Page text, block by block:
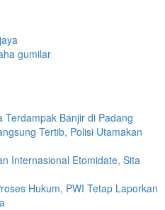
gumilar
Terdampak Banjir di Padang
Tertib, Polisi Utamakan
Internasional Etomidate, Sita
Hukum, PWI Tetap Laporkan